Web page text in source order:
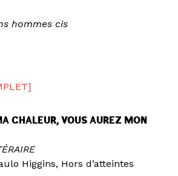
hommes cis
CHALEUR, VOUS AUREZ MON
Higgins, Hors d’atteintes